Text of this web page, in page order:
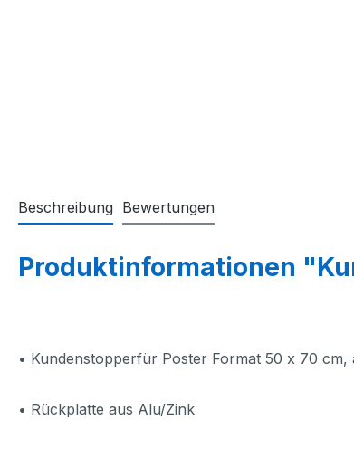
Beschreibung Bewertungen
Produktinformationen
• Kundenstopperfür Poster Format 50 x 70 cm,
• Rückplatte aus Alu/Zink